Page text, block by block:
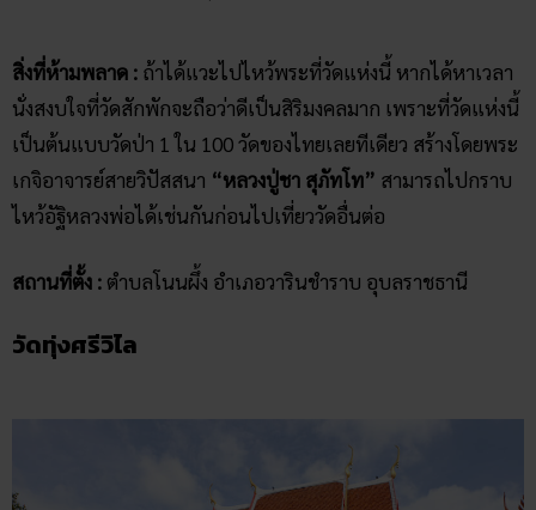
สิ่งที่ห้ามพลาด : ถ้าได้แวะไปไหว้พระที่วัดแห่งนี้ หากได้หาเวลา
นั่งสงบใจที่วัดสักพักจะถือว่าดีเป็นสิริมงคลมาก เพราะที่วัดแห่งนี้
เป็นต้นแบบวัดป่า 1 ใน 100 วัดของไทยเลยทีเดียว สร้างโดยพระ
เกจิอาจารย์สายวิปัสสนา “หลวงปู่ชา สุภัทโท” สามารถไปกราบ
ไหว้อัฐิหลวงพ่อได้เช่นกันก่อนไปเที่ยววัดอื่นต่อ
สถานที่ตั้ง : ตำบลโนนผึ้ง อำเภอวารินชำราบ อุบลราชธานี
วัดทุ่งศรีวิไล